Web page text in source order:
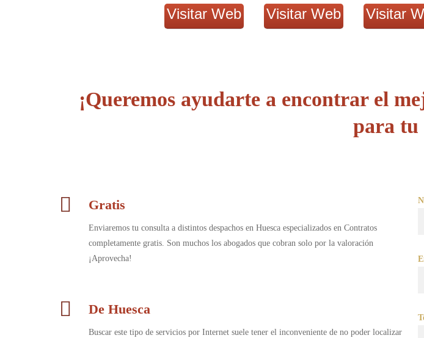
Visitar Web Visitar Web Visitar
¡Queremos ayudarte a encontrar el
para tu
Gratis
Enviaremos tu consulta a distintos despachos en Huesca especializados en Contratos
completamente gratis. Son muchos los abogados que cobran solo por la valoración
¡Aprovecha!
De Huesca
Buscar este tipo de servicios por Internet suele tener el inconveniente de no poder localizar